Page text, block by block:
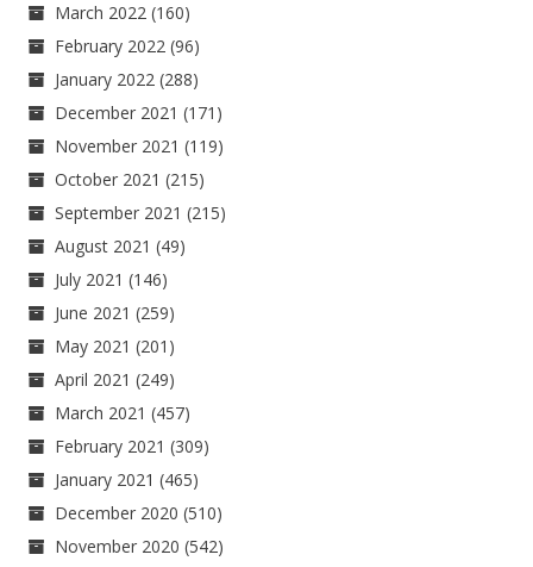
March 2022 (160)
February 2022 (96)
January 2022 (288)
December 2021 (171)
November 2021 (119)
October 2021 (215)
September 2021 (215)
August 2021 (49)
July 2021 (146)
June 2021 (259)
May 2021 (201)
April 2021 (249)
March 2021 (457)
February 2021 (309)
January 2021 (465)
December 2020 (510)
November 2020 (542)